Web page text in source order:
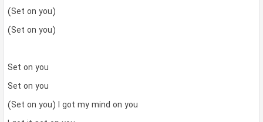
(Set on you)
(Set on you)
Set on you
Set on you
(Set on you) I got my mind on you